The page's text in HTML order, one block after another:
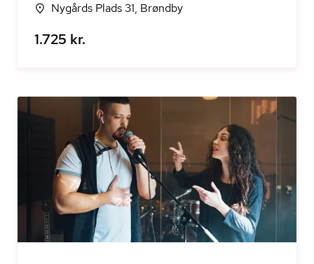
Nygårds Plads 31, Brøndby
1.725 kr.